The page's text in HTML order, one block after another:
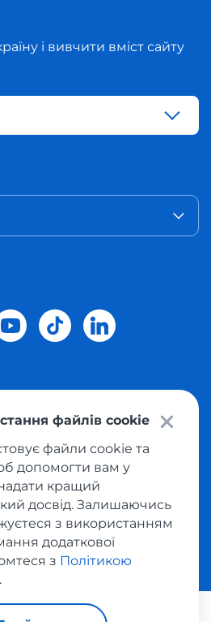
і вивчити вміст сайту
Всі права захищені
конфіденційності
оферта
сервісом викупу товарів
файлів cookie
файли cookie та
допомогти вам у
надати кращий
досвід. Залишаючись
з використанням
додаткової
з Політикою
.